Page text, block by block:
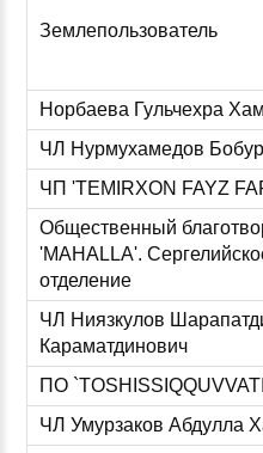
Землепользователь
Норбаева Гульчехра
ЧЛ Нурмухамедов
ЧП 'TEMIRXON FAYZ
Общественный
'MAHALLA'.
отделение
ЧЛ Ниязкулов
Караматдинович
ПО
ЧЛ Умурзаков Абдулла